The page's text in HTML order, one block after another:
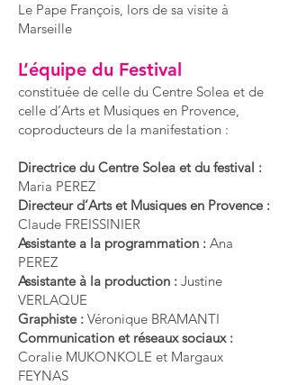
Le Pape François, lors de sa visite à
Marseille
L’équipe du Festival
constituée de celle du Centre Solea et de
celle d’Arts et Musiques en Provence,
coproducteurs de la manifestation :
Directrice du Centre Solea et du festival :
Maria PEREZ
Directeur d’Arts et Musiques en Provence :
Claude FREISSINIER
Assistante a la programmation : Ana
PEREZ
Assistante à la production : Justine
VERLAQUE
Graphiste : Véronique BRAMANTI
Communication et réseaux sociaux :
Coralie MUKONKOLE et Margaux
FEYNAS